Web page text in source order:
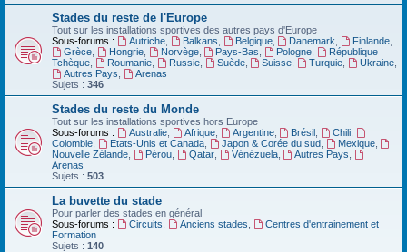
Stades du reste de l'Europe
Tout sur les installations sportives des autres pays d'Europe
Sous-forums :
Autriche, Balkans Belgique, Danemark Finlande
Grèce, Hongrie, Norvège, Pays-Bas Pologne
République
Tchèque
Roumanie, Russie, Suède, Suisse Turquie Ukraine
Autres Pays
Arenas
Sujets : 346
Stades du reste du Monde
Tout sur les installations sportives hors Europe
Sous-forums :
Australie, Afrique, Argentine, Brésil Chili
Colombie
Etats-Unis et Canada, Japon & Corée du sud, Mexique,
Nouvelle Zélande
Pérou, Qatar, Vénézuela, Autres Pays
Arenas
Sujets : 503
La buvette du stade
Pour parler des stades en général
Sous-forums :
Circuits Anciens stades
Centres d'entrainement et
Formation
Sujets : 140